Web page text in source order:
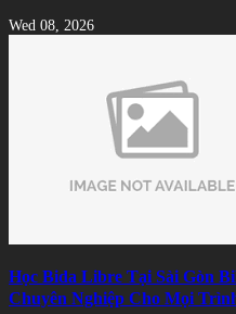
Wed 08, 2026
Học Bida Libre Tại Sài Gòn
Chuyên Nghiệp Cho Mọi